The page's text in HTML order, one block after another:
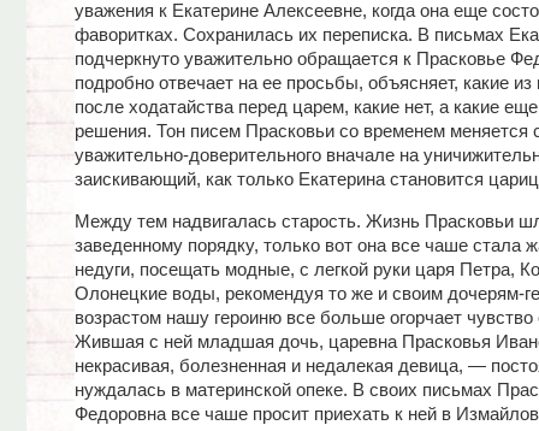
уважения к Екатерине Алексеевне, когда она еще
фаворитках. Сохранилась их переписка. В письмах
подчеркнуто уважительно обращается к Прасковье
подробно отвечает на ее просьбы, объясняет, какие
после ходатайства перед царем, какие нет, а какие
решения. Тон писем Прасковьи со временем меняется
уважительно-доверительного вначале на
заискивающий, как только Екатерина становится
Между тем надвигалась старость. Жизнь Прасковьи
заведенному порядку, только вот она все чаше стала
недуги, посещать модные, с легкой руки царя Петра,
Олонецкие воды, рекомендуя то же и своим дочерям-
возрастом нашу героиню все больше огорчает чувство
Жившая с ней младшая дочь, царевна Прасковья
некрасивая, болезненная и недалекая девица, —
нуждалась в материнской опеке. В своих письмах
Федоровна все чаше просит приехать к ней в